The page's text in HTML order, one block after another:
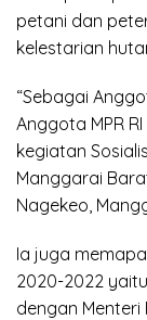
petani dan
kelestarian
“Sebagai
Anggota MPR
kegiatan
Manggarai
Nagekeo,
Ia juga
2020-2022
dengan Menteri